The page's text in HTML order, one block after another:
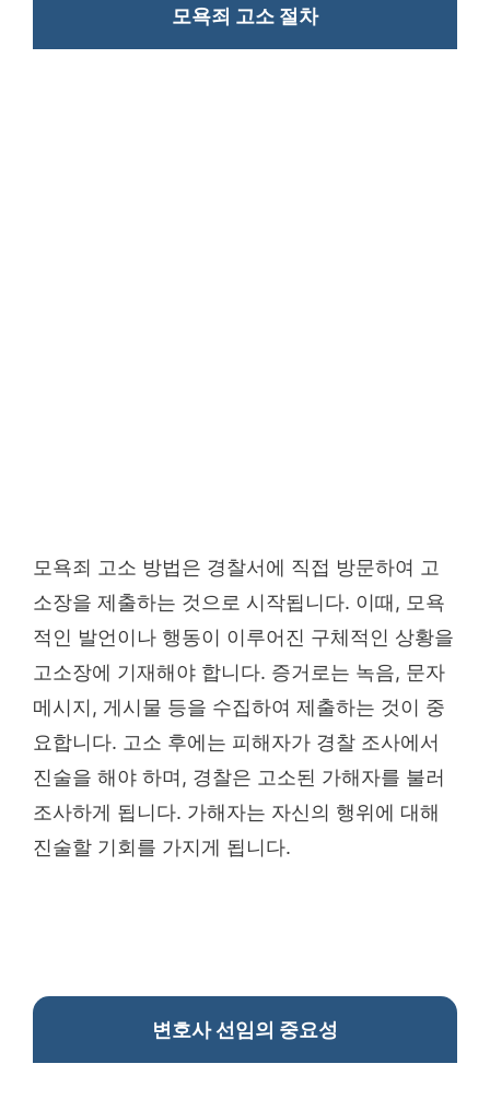
모욕죄 고소 절차
모욕죄 고소 방법은 경찰서에 직접 방문하여 고
소장을 제출하는 것으로 시작됩니다. 이때, 모욕
적인 발언이나 행동이 이루어진 구체적인 상황을
고소장에 기재해야 합니다. 증거로는 녹음, 문자
메시지, 게시물 등을 수집하여 제출하는 것이 중
요합니다. 고소 후에는 피해자가 경찰 조사에서
진술을 해야 하며, 경찰은 고소된 가해자를 불러
조사하게 됩니다. 가해자는 자신의 행위에 대해
진술할 기회를 가지게 됩니다.
변호사 선임의 중요성